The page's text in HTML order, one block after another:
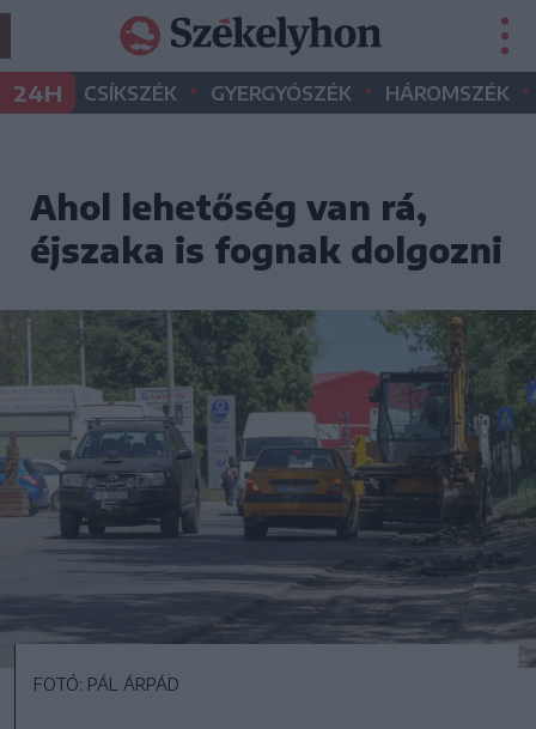
24H CSÍKSZÉK • GYERGYÓSZÉK • HÁROMSZÉK •
Ahol lehetőség van rá,
éjszaka is fognak dolgozni
FOTÓ: PÁL ÁRPÁD